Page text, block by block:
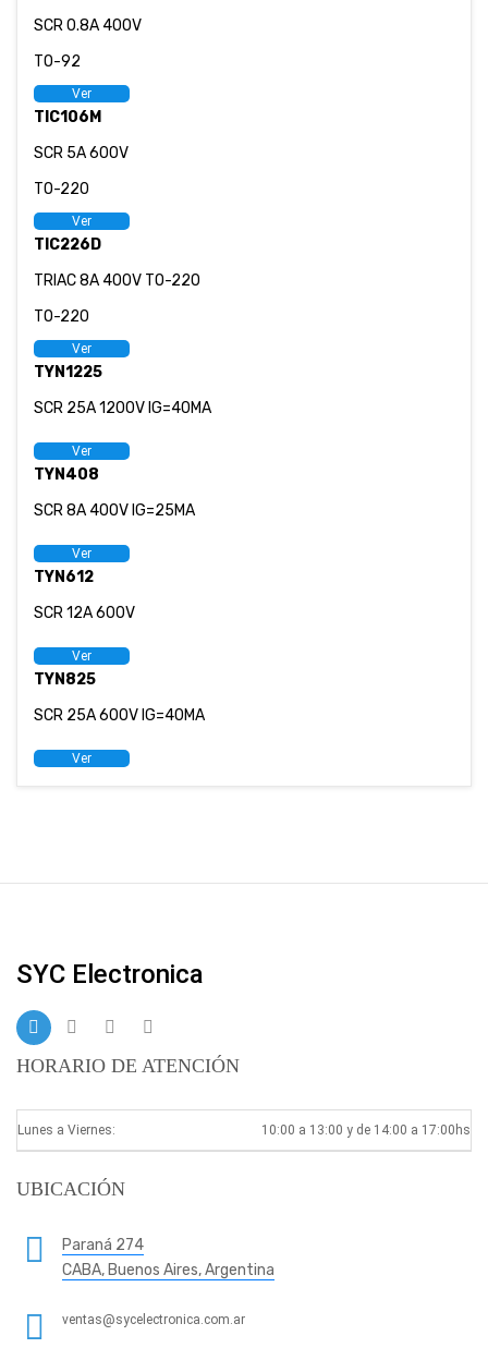
SCR 0.8A 400V
TO-92
Ver
TIC106M
SCR 5A 600V
TO-220
Ver
TIC226D
TRIAC 8A 400V TO-220
TO-220
Ver
TYN1225
SCR 25A 1200V IG=40MA
Ver
TYN408
SCR 8A 400V IG=25MA
Ver
TYN612
SCR 12A 600V
Ver
TYN825
SCR 25A 600V IG=40MA
Ver
SYC Electronica
HORARIO DE ATENCIÓN
Lunes a Viernes: 10:00 a 13:00 y de 14:00 a 17:00hs
UBICACIÓN
Paraná 274
CABA, Buenos Aires, Argentina
ventas@sycelectronica.com.ar